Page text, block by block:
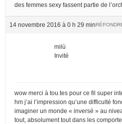
des femmes sexy fassent partie de
14 novembre 2016 à 0 h 29 min
milù
Invité
wow merci à tou.tes pour ce fil super
hm j’ai l’impression qu’une difficulté
imaginer un monde « inversé » au
tout, absolument tout dans les